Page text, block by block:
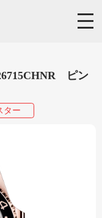
ピン
ター